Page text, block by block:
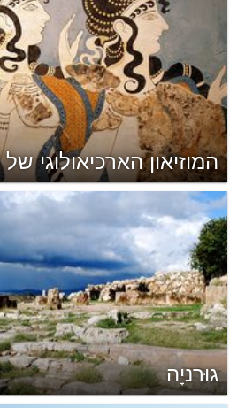
המוזיאון הארכיאולוגי של
גוּרניָה